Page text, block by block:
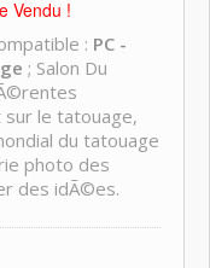
Vendu !
: PC -
; Salon Du
le tatouage,
du tatouage
photo des
des idÃ©es.